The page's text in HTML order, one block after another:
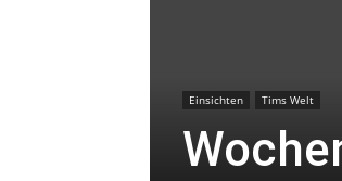
Einsichten Tims Welt